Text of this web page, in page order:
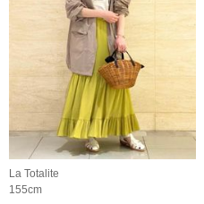
La Totalite
155cm